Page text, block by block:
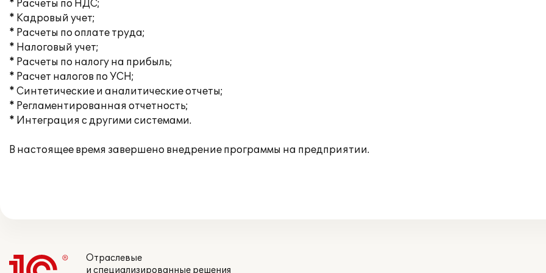
* Расчеты по НДС;
* Кадровый учет;
* Расчеты по оплате труда;
* Налоговый учет;
* Расчеты по налогу на прибыль;
* Расчет налогов по УСН;
* Синтетические и аналитические отчеты;
* Регламентированная отчетность;
* Интеграция с другими системами.
В настоящее время завершено внедрение программы на предприятии.
Отраслевые
и специализированные решения